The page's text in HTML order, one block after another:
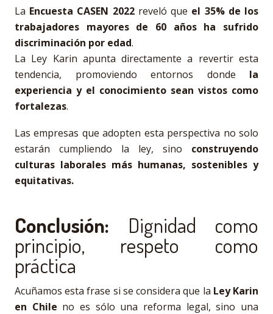
La Encuesta CASEN 2022reveló que el 35% de los
trabajadores mayores de 60 años ha sufrido
discriminación por edad.
La Ley Karin apunta directamente a revertir esta
tendencia, promoviendo entornos donde la
experiencia y el conocimiento sean vistos como
fortalezas.
Las empresas que adopten esta perspectiva no solo
estarán cumpliendo la ley, sino construyendo
culturas laborales más humanas, sostenibles y
equitativas.
Conclusión: Dignidad como
principio, respeto como
práctica
Acuñamos esta frase si se considera que la Ley Karin
en Chile no es sólo una reforma legal, sino una